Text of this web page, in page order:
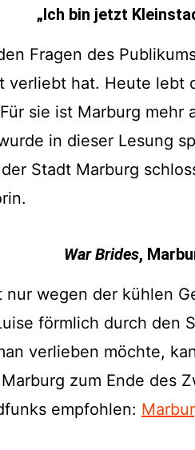
„Ich bin jetzt
Fragen des
verliebt hat. Heute
sie ist Marburg
in dieser Lesung
Stadt Marburg
War Brides,
nur wegen der kühlen
förmlich durch den
verlieben möchte,
zum Ende des
empfohlen: